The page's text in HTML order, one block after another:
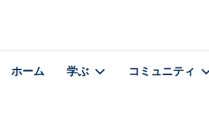
ホーム 学ぶ コミュニティ